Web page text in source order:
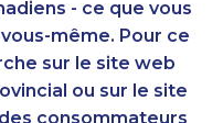
- ce que vous
même. Pour ce
sur le site web
ou sur le site
consommateurs